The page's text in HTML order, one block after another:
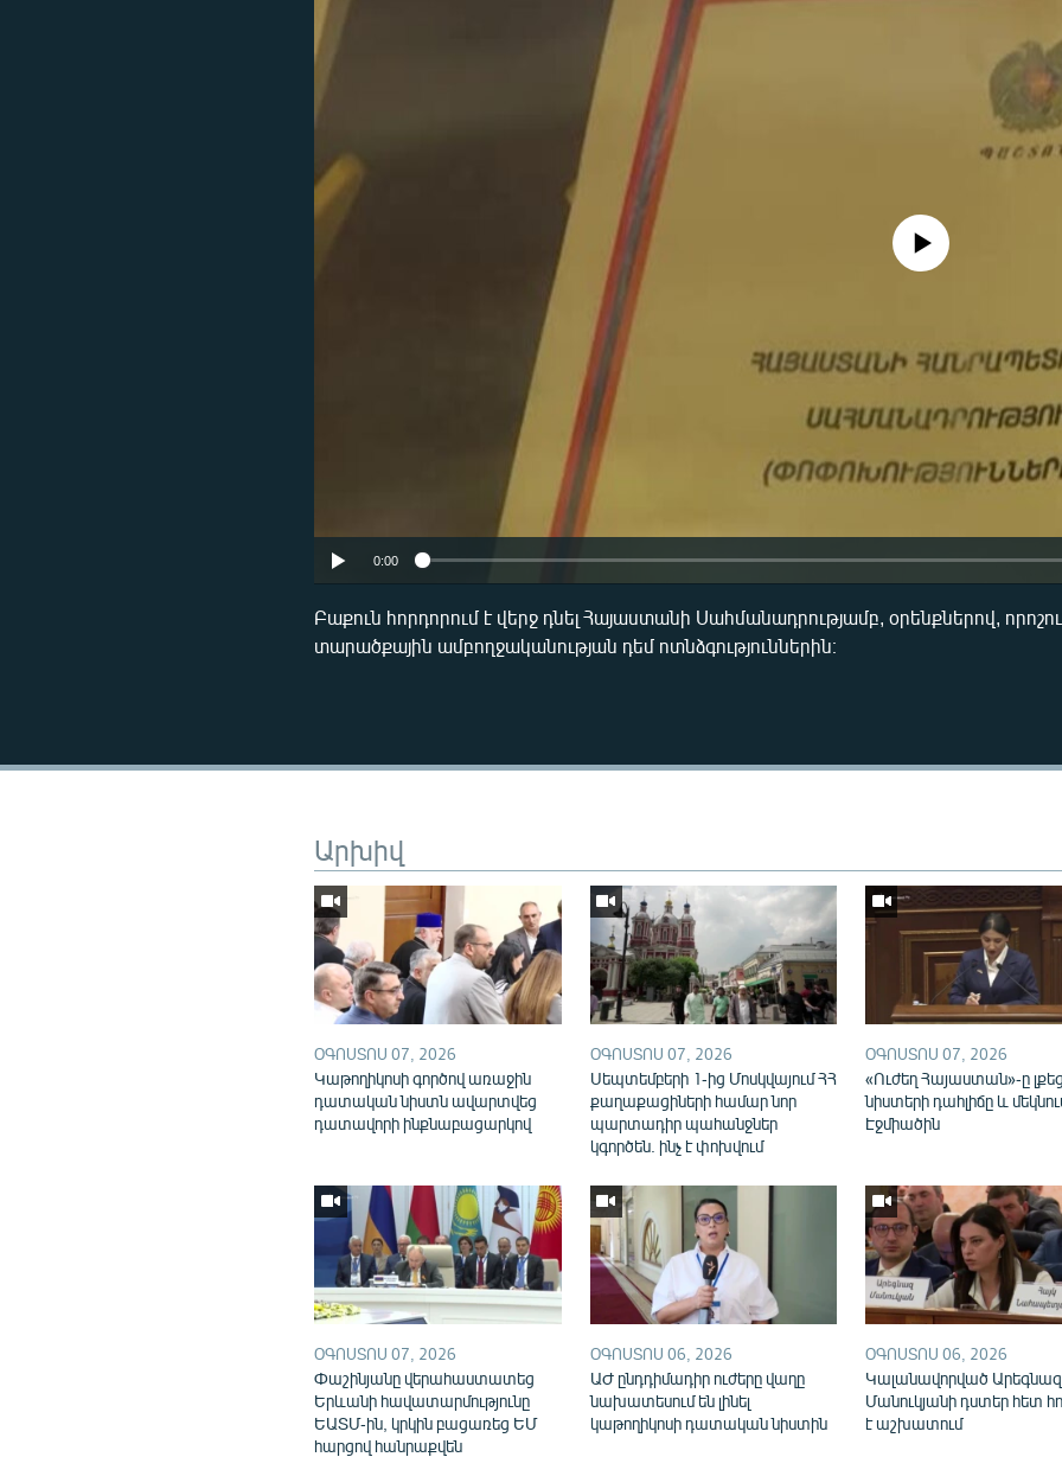
240p
720p 1080p
No media source currently
0:00
Բաքուն հորդորում է վերջ դնել Հայաստանի Սահմանադրությամբ, օրենքներով,
տարածքային ամբողջականության դեմ ոտնձգություններին։
Արխիվ
ՕԳՈՍՏՈՍ 07, 2026
Կաթողիկոսի գործով առաջին
դատական նիստն ավարտվեց
դատավորի ինքնաբացարկով
ՕԳՈՍՏՈՍ 07, 2026
Սեպտեմբերի 1-ից Մոսկվայում ՀՀ
քաղաքացիների համար նոր
պարտադիր պահանջներ
կգործեն. ինչ է փոխվում
ՕԳՈՍՏՈՍ 07, 2026
«Ուժեղ Հայաստան»-ը
նիստերի դահլիճը և
Էջմիածին
ՕԳՈՍՏՈՍ 07, 2026
Փաշինյանը վերահաստատեց
Երևանի հավատարմությունը
ԵԱՏՄ-ին, կրկին բացառեց ԵՄ
հարցով հանրաքվեն
ՕԳՈՍՏՈՍ 06, 2026
ԱԺ ընդդիմադիր ուժերը վաղը
նախատեսում են լինել
կաթողիկոսի դատական նիստին
ՕԳՈՍՏՈՍ 06, 2026
Կալանավորված Արեգնազ
Մանուկյանի դստեր հետ
է աշխատում